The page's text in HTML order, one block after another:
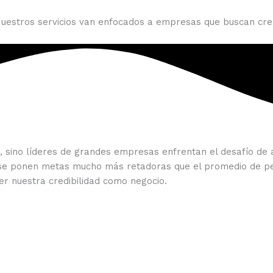
servicios van enfocados a empresas que buscan
sino líderes de grandes empresas enfrentan el desafío
ponen metas mucho más retadoras que el promedio de
nuestra credibilidad como negocio.